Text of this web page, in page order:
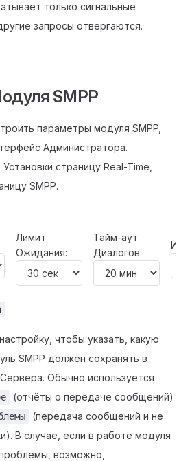
только сигнальные
другие запросы отвергаются.
SMPP
параметры модуля SMPP,
Администратора.
страницу Real-Time,
SMPP.
Лимит
Ожидания:
Тайм-аут
Диалогов:
чтобы указать, какую
SMPP должен сохранять в
Обычно используется
(отчёты о передаче сообщений)
(передача сообщений и не
В случае, если в работе модуля
возможно,